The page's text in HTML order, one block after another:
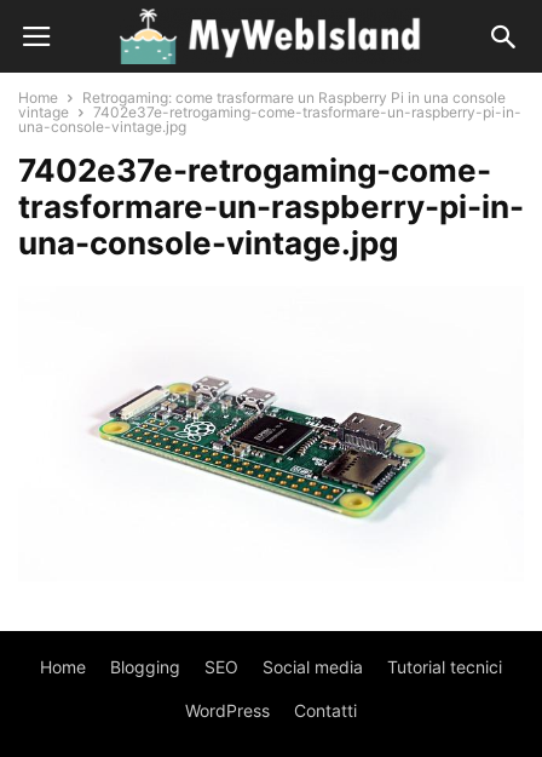
Home
Retrogaming: come trasformare un Raspberry Pi in una console
vintage
7402e37e-retrogaming-come-trasformare-un-raspberry-pi-in-
una-console-vintage.jpg
7402e37e-retrogaming-come-
trasformare-un-raspberry-pi-in-
una-console-vintage.jpg
Home Blogging SEO Social media Tutorial tecnici
WordPress Contatti